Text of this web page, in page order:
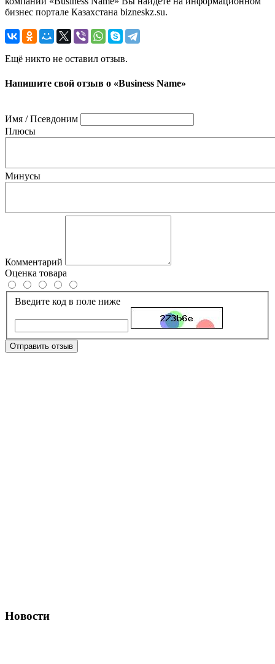
бизнес портале Казахстана bizneskz.su.
Ещё никто не оставил отзыв.
Напишите свой отзыв о «Business Name»
Имя / Псевдоним
Плюсы
Минусы
Комментарий
Оценка товара
Введите код в поле ниже
Отправить отзыв
Новости